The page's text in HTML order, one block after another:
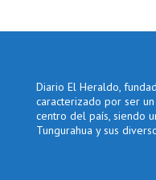
Diario El Heraldo,
caracterizado por ser
centro del país, siendo
Tungurahua y sus